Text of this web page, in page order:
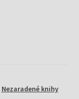
Nezaradené knihy